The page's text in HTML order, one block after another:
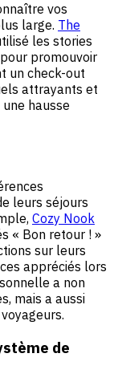
vos
large. The
les stories
promouvoir
un check-out
attrayants et
hausse
leurs séjours
Cozy Nook
« Bon retour ! »
sur leurs
appréciés lors
a non
mais a aussi
de